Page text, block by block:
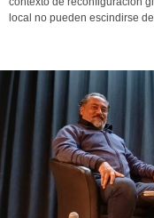
local no pueden escindirse de